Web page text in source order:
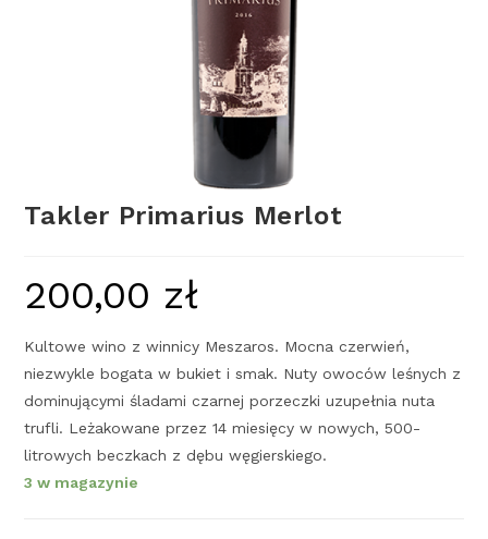
Takler Primarius Merlot
200,00 zł
Kultowe wino z winnicy Meszaros. Mocna czerwień,
niezwykle bogata w bukiet i smak. Nuty owoców leśnych z
dominującymi śladami czarnej porzeczki uzupełnia nuta
trufli. Leżakowane przez 14 miesięcy w nowych, 500-
litrowych beczkach z dębu węgierskiego.
3 w magazynie